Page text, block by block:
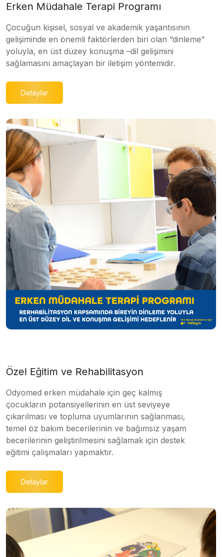
Erken Müdahale Terapi Programı
Çocuğun kişisel, sosyal ve akademik yaşantısının
gelişiminde en önemli faktörlerden biri olan “dinleme”
yoluyla, en üst düzey konuşma –dil gelişimini
sağlamasını amaçlayan bir iletişim yöntemidir.
Detaylar
Özel Eğitim ve Rehabilitasyon
Odyomed erken müdahale için geç kalmış
çocukların potansiyellerinin en üst seviyeye
çıkarılması ve topluma uyumlarının sağlanması,
temel öz bakım becerilerinin ve bağımsız yaşam
becerilerinin geliştirilmesini sağlamak için destek
eğitimi çalışmaları yapmaktır.
Detaylar